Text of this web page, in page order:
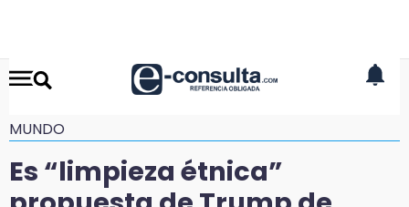
MUNDO
Es “limpieza étnica”